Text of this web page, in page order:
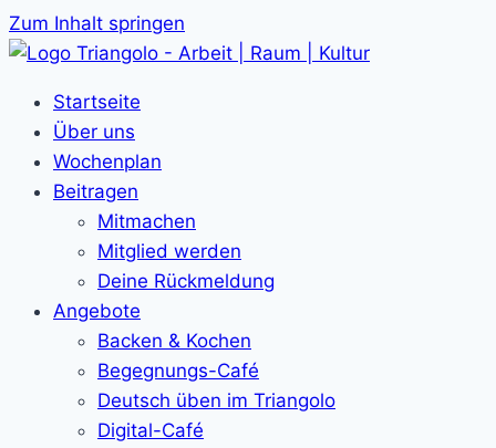
Zum Inhalt springen
Startseite
Über uns
Wochenplan
Beitragen
Mitmachen
Mitglied werden
Deine Rückmeldung
Angebote
Backen & Kochen
Begegnungs-Café
Deutsch üben im Triangolo
Digital-Café